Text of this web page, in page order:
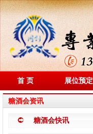
首 页 展位预定
糖酒会资讯
糖酒会快讯